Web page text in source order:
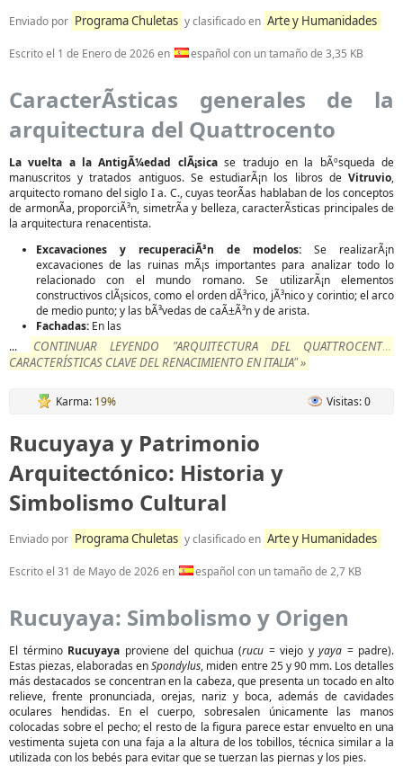
Enviado por Programa Chuletas y clasificado en Arte y Humanidades
Escrito el 1 de Enero de 2026en español con un tamaño de 3,35 KB
CaracterÃ­sticas generales de la
arquitectura del Quattrocento
La vuelta a la AntigÃ¼edad clÃ¡sicase tradujo en la bÃºsqueda de
manuscritos y tratados antiguos. Se estudiarÃ¡n los libros de Vitruvio,
arquitecto romano del siglo I a. C., cuyas teorÃ­as hablaban de los conceptos
de armonÃ­a, proporciÃ³n, simetrÃ­a y belleza, caracterÃ­sticas principales de
la arquitectura renacentista.
Excavaciones y recuperaciÃ³n de modelos: Se realizarÃ¡n
excavaciones de las ruinas mÃ¡s importantes para analizar todo lo
relacionado con el mundo romano. Se utilizarÃ¡n elementos
constructivos clÃ¡sicos, como el orden dÃ³rico, jÃ³nico y corintio; el arco
de medio punto; y las bÃ³vedas de caÃ±Ã³n y de arista.
Fachadas: En las
...
CONTINUAR LEYENDO "ARQUITECTURA DEL QUATTROCENTO:
CARACTERÍSTICAS CLAVE DEL RENACIMIENTO EN ITALIA" »
Karma: 19% Visitas: 0
Rucuyaya y Patrimonio
Arquitectónico: Historia y
Simbolismo Cultural
Enviado por Programa Chuletas y clasificado en Arte y Humanidades
Escrito el 31 de Mayo de 2026en español con un tamaño de 2,7 KB
Rucuyaya: Simbolismo y Origen
El término Rucuyaya proviene del quichua (rucu = viejo y yaya = padre).
Estas piezas, elaboradas enSpondylus, miden entre 25 y 90 mm. Los detalles
más destacados se concentran en la cabeza, que presenta un tocado en alto
relieve, frente pronunciada, orejas, nariz y boca, además de cavidades
oculares hendidas. En el cuerpo, sobresalen únicamente las manos
colocadas sobre el pecho; el resto de la figura parece estar envuelto en una
vestimenta sujeta con una faja a la altura de los tobillos, técnica similar a la
utilizada con los bebés para evitar que se tuerzan las piernas y los pies.